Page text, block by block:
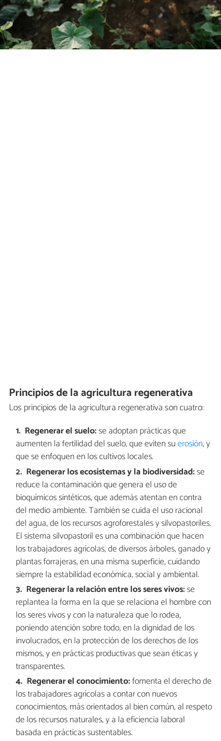
Principios de la agricultura regenerativa
Los principios de la agricultura regenerativa son cuatro:
Regenerar el suelo:se adoptan prácticas que
aumenten la fertilidad del suelo, que eviten suerosión, y
que se enfoquen en los cultivos locales.
Regenerar los ecosistemas y la biodiversidad:se
reduce la contaminación que genera el uso de
bioquímicos sintéticos, que además atentan en contra
del medio ambiente. También se cuida el uso racional
del agua, de los recursos agroforestales y silvopastoriles.
El sistema silvopastoril es una combinación que hacen
los trabajadores agrícolas, de diversos árboles, ganado y
plantas forrajeras, en una misma superficie, cuidando
siempre la estabilidad económica, social y ambiental.
Regenerar la relación entre los seres vivos:se
replantea la forma en la que se relaciona el hombre con
los seres vivos y con la naturaleza que lo rodea,
poniendo atención sobre todo, en la dignidad de los
involucrados, en la protección de los derechos de los
mismos, y en prácticas productivas que sean éticas y
transparentes.
Regenerar el conocimiento:fomenta el derecho de
los trabajadores agrícolas a contar con nuevos
conocimientos, más orientados al bien común, al respeto
de los recursos naturales, y a la eficiencia laboral
basada en prácticas sustentables.